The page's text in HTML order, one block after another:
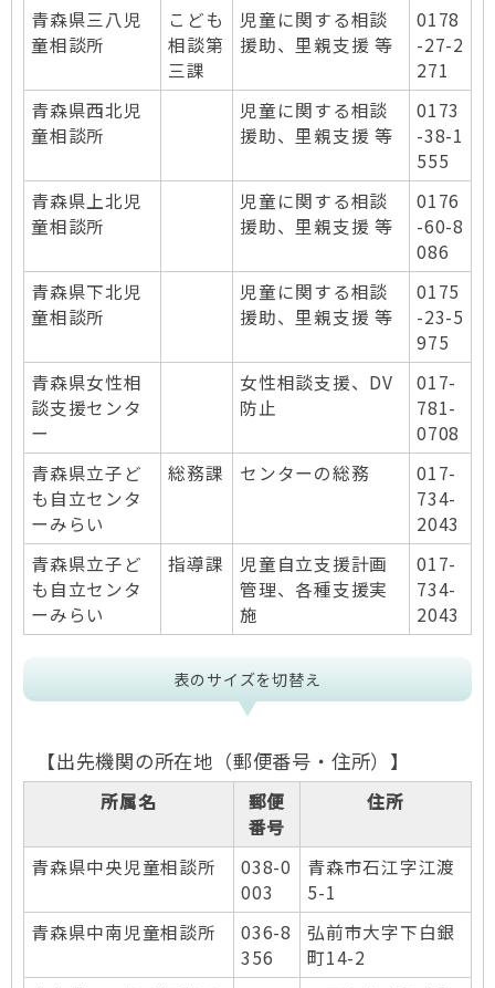
青森県三八児
童相談所
こども
相談第
三課
児童に関する相談
援助、里親支援 等
0178
-27-2
271
青森県西北児
童相談所
児童に関する相談
援助、里親支援 等
0173
-38-1
555
青森県上北児
童相談所
児童に関する相談
援助、里親支援 等
0176
-60-8
086
青森県下北児
童相談所
児童に関する相談
援助、里親支援 等
0175
-23-5
975
青森県女性相
談支援センタ
ー
女性相談支援、DV
防止
017-
781-
0708
青森県立子ど
も自立センタ
ーみらい
総務課 センターの総務
017-
734-
2043
青森県立子ど
も自立センタ
ーみらい
指導課
児童自立支援計画
管理、各種支援実
施
017-
734-
2043
表のサイズを切替え
【出先機関の所在地（郵便番号・住所）】
所属名
郵便
番号
住所
青森県中央児童相談所
038-0
003
青森市石江字江渡
5-1
青森県中南児童相談所
036-8
356
弘前市大字下白銀
町14-2